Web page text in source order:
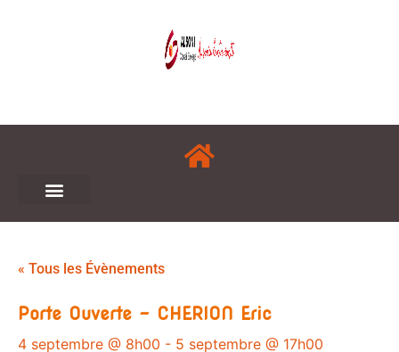
« Tous les Évènements
Porte Ouverte – CHERION Eric
4 septembre @ 8h00 - 5 septembre @ 17h00